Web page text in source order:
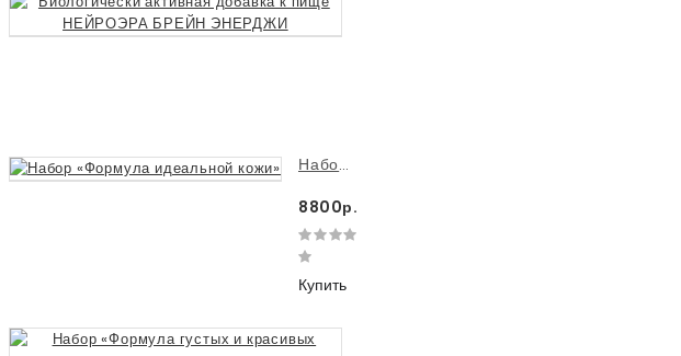
Набор «Формула идеальной кожи»
8800р.
Купить